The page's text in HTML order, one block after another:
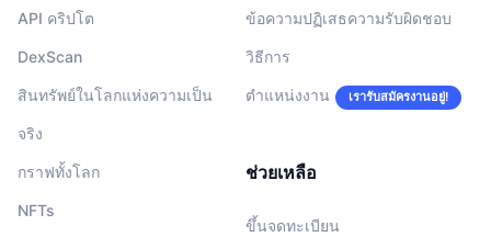
API คริปโต
DexScan
สินทรัพย์ในโลกแห่งความเป็น
จริง
กราฟทั้งโลก
NFTs
ข้อความปฏิเสธความรับผิดชอบ
วิธีการ
ตำแหน่งงาน เรารับสมัครงานอยู่!
ช่วยเหลือ
ขึ้นจดทะเบียน